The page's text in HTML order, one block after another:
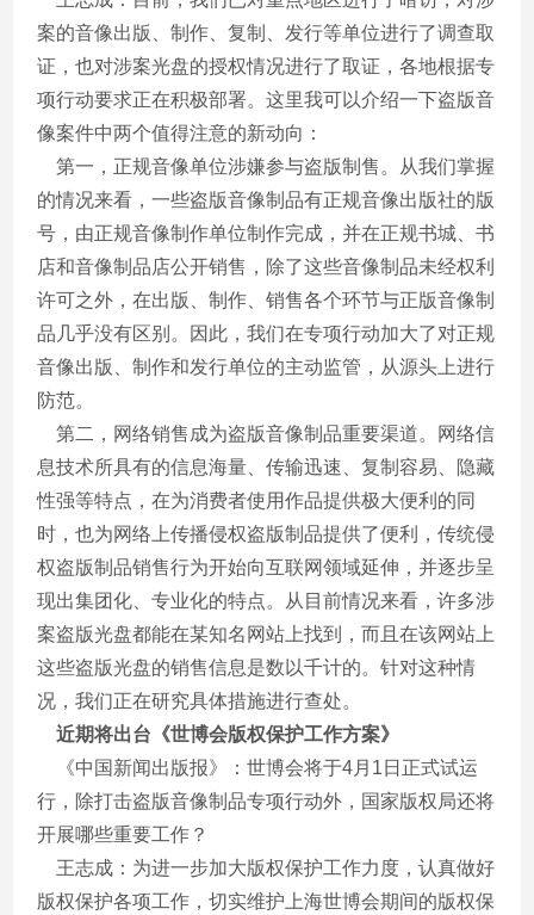
案的音像出版、制作、复制、发行等单位进行了调查取
证，也对涉案光盘的授权情况进行了取证，各地根据专
项行动要求正在积极部署。这里我可以介绍一下盗版音
像案件中两个值得注意的新动向：
第一，正规音像单位涉嫌参与盗版制售。从我们掌握
的情况来看，一些盗版音像制品有正规音像出版社的版
号，由正规音像制作单位制作完成，并在正规书城、书
店和音像制品店公开销售，除了这些音像制品未经权利
许可之外，在出版、制作、销售各个环节与正版音像制
品几乎没有区别。因此，我们在专项行动加大了对正规
音像出版、制作和发行单位的主动监管，从源头上进行
防范。
第二，网络销售成为盗版音像制品重要渠道。网络信
息技术所具有的信息海量、传输迅速、复制容易、隐藏
性强等特点，在为消费者使用作品提供极大便利的同
时，也为网络上传播侵权盗版制品提供了便利，传统侵
权盗版制品销售行为开始向互联网领域延伸，并逐步呈
现出集团化、专业化的特点。从目前情况来看，许多涉
案盗版光盘都能在某知名网站上找到，而且在该网站上
这些盗版光盘的销售信息是数以千计的。针对这种情
况，我们正在研究具体措施进行查处。
近期将出台《世博会版权保护工作方案》
《中国新闻出版报》：世博会将于4月1日正式试运
行，除打击盗版音像制品专项行动外，国家版权局还将
开展哪些重要工作？
王志成：为进一步加大版权保护工作力度，认真做好
版权保护各项工作，切实维护上海世博会期间的版权保